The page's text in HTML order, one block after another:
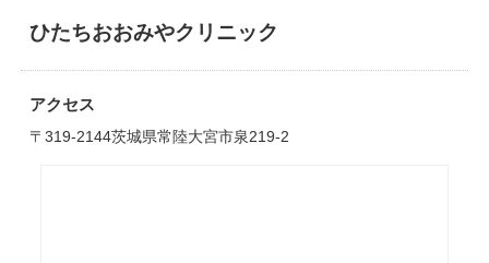
ひたちおおみやクリニック
アクセス
〒319-2144茨城県常陸大宮市泉219-2